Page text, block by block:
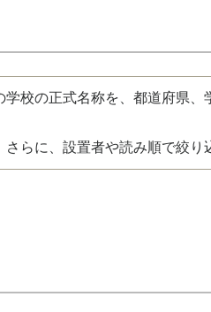
学校の正式名称を、都道府県
さらに、設置者や読み順で絞り